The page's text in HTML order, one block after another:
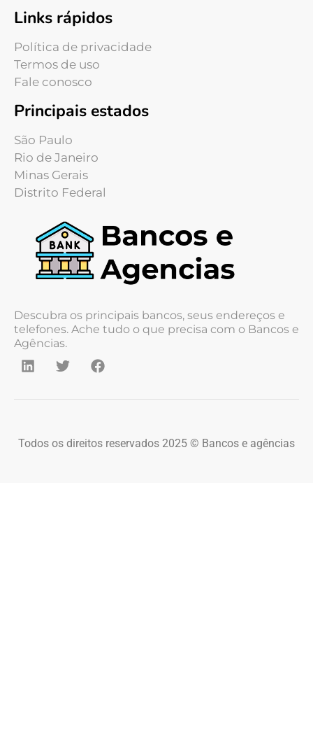
Links rápidos
Política de privacidade
Termos de uso
Fale conosco
Principais estados
São Paulo
Rio de Janeiro
Minas Gerais
Distrito Federal
Descubra os principais bancos, seus endereços e
telefones. Ache tudo o que precisa com o Bancos e
Agências.
Todos os direitos reservados 2025 © Bancos e agências